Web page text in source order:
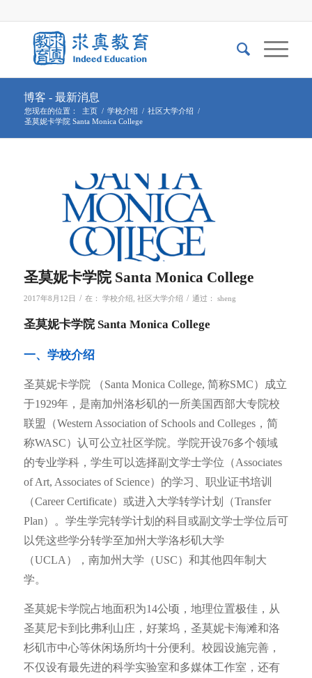
博客 - 最新消息
您现在的位置： 主页 / 学校介绍 / 社区大学介绍 /
圣莫妮卡学院 Santa Monica College
圣莫妮卡学院 Santa Monica College
2017年8月12日 / 在： 学校介绍 社区大学介绍 / 通过： sheng
圣莫妮卡学院 Santa Monica College
一、学校介绍
圣莫妮卡学院 （Santa Monica College, 简称SMC）成立
于1929年，是南加州洛杉矶的一所美国西部大专院校
联盟（Western Association of Schools and Colleges，简
称WASC）认可公立社区学院。学院开设76多个领域
的专业学科，学生可以选择副文学士学位（Associates
of Art, Associates of Science）的学习、职业证书培训
（Career Certificate）或进入大学转学计划（Transfer
Plan）。学生学完转学计划的科目或副文学士学位后可
以凭这些学分转学至加州大学洛杉矶大学
（UCLA），南加州大学（USC）和其他四年制大
学。
圣莫妮卡学院占地面积为14公顷，地理位置极佳，从
圣莫尼卡到比弗利山庄，好莱坞，圣莫妮卡海滩和洛
杉矶市中心等休闲场所均十分便利。校园设施完善，
不仅设有最先进的科学实验室和多媒体工作室，还有